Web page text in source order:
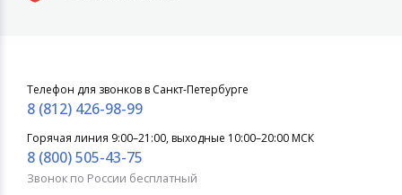
Телефон для звонков в Санкт-Петербурге
8 (812) 426-98-99
Горячая линия 9:00–21:00, выходные 10:00–20:00 МСК
8 (800) 505-43-75
Звонок по России бесплатный